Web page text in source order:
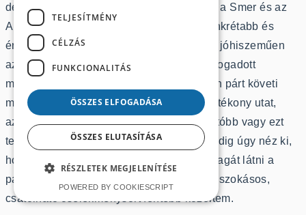
demokráciákban. Igy cselekszik a Fidesz, a Smer és az
Andrej Babiš vezette ANO, hogy kissé konkrétabb és
érthetőbb példákat is említsek. Az elemző jóhiszeműen
azt gondolja, hogy ez a szokványos és elfogadott
megközelítés. Természetesen nem minden párt követi
minden esetben teljes mértékben ezt a hatékony utat,
azonban a válságban lévő pártok előbb-utóbb vagy ezt
teszik, vagy megszűnnek. A Szövetség pedig úgy néz ki,
hogy legalábbis formálisan ott szeretné magát látni a
parlamentben. Ehhez az elképzeléshez a szokásos,
csatolható cselekménysort fentebb közöltem.
TELJESÍTMÉNY
CÉLZÁS
FUNKCIONALITÁS
ÖSSZES ELFOGADÁSA
ÖSSZES ELUTASÍTÁSA
RÉSZLETEK MEGJELENÍTÉSE
POWERED BY COOKIESCRIPT